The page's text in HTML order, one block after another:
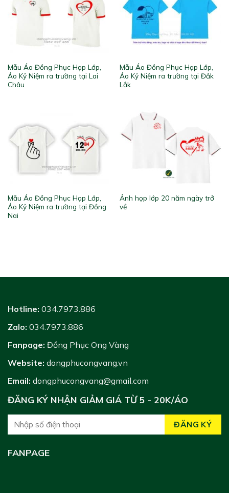
Mẫu Áo Đồng Phục Họp Lớp,
Áo Kỷ Niệm ra trường tại Lai
Châu
Mẫu Áo Đồng Phục Họp Lớp,
Áo Kỷ Niệm ra trường tại Đắk
Lắk
Mẫu Áo Đồng Phục Họp Lớp,
Áo Kỷ Niệm ra trường tại Đồng
Nai
Ảnh họp lớp 20 năm ngày trở
về
Hotline: 034.7973.886
Zalo: 034.7973.886
Fanpage: Đồng Phục Ong Vàng
Website: dongphucongvang.vn
Email: dongphucongvang@gmail.com
ĐĂNG KÝ NHẬN GIẢM GIÁ TỪ 5 - 20K/ÁO
FANPAGE